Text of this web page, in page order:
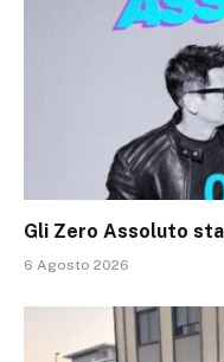
Gli Zero Assoluto
6 Agosto 2026